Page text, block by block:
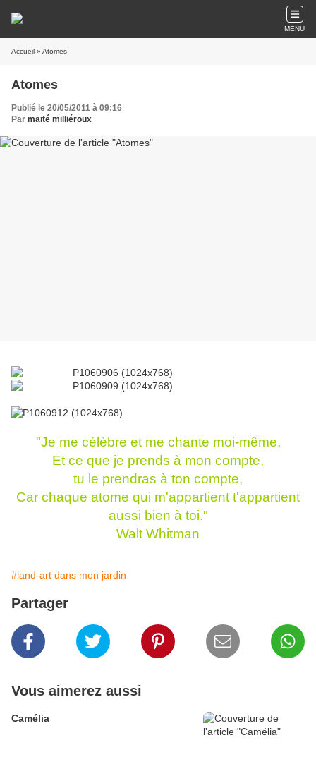
MENU
Accueil » Atomes
Atomes
Publié le 20/05/2011 à 09:16
Par maïté milliéroux
"Je me célèbre et me chante moi-même,
Et ce que je prends à mon compte,
tu le prendras à ton compte,
Car chaque atome qui m'appartient t'appartient
aussi bien à toi."
Walt Whitman
#land-art dans mon jardin
Partager
Vous aimerez aussi
Camélia